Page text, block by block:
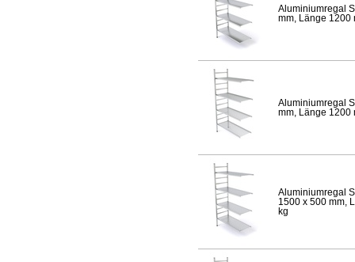
Aluminiumregal
mm, Länge 1200
Aluminiumregal
mm, Länge 1200
Aluminiumregal
1500 x 500 mm,
kg